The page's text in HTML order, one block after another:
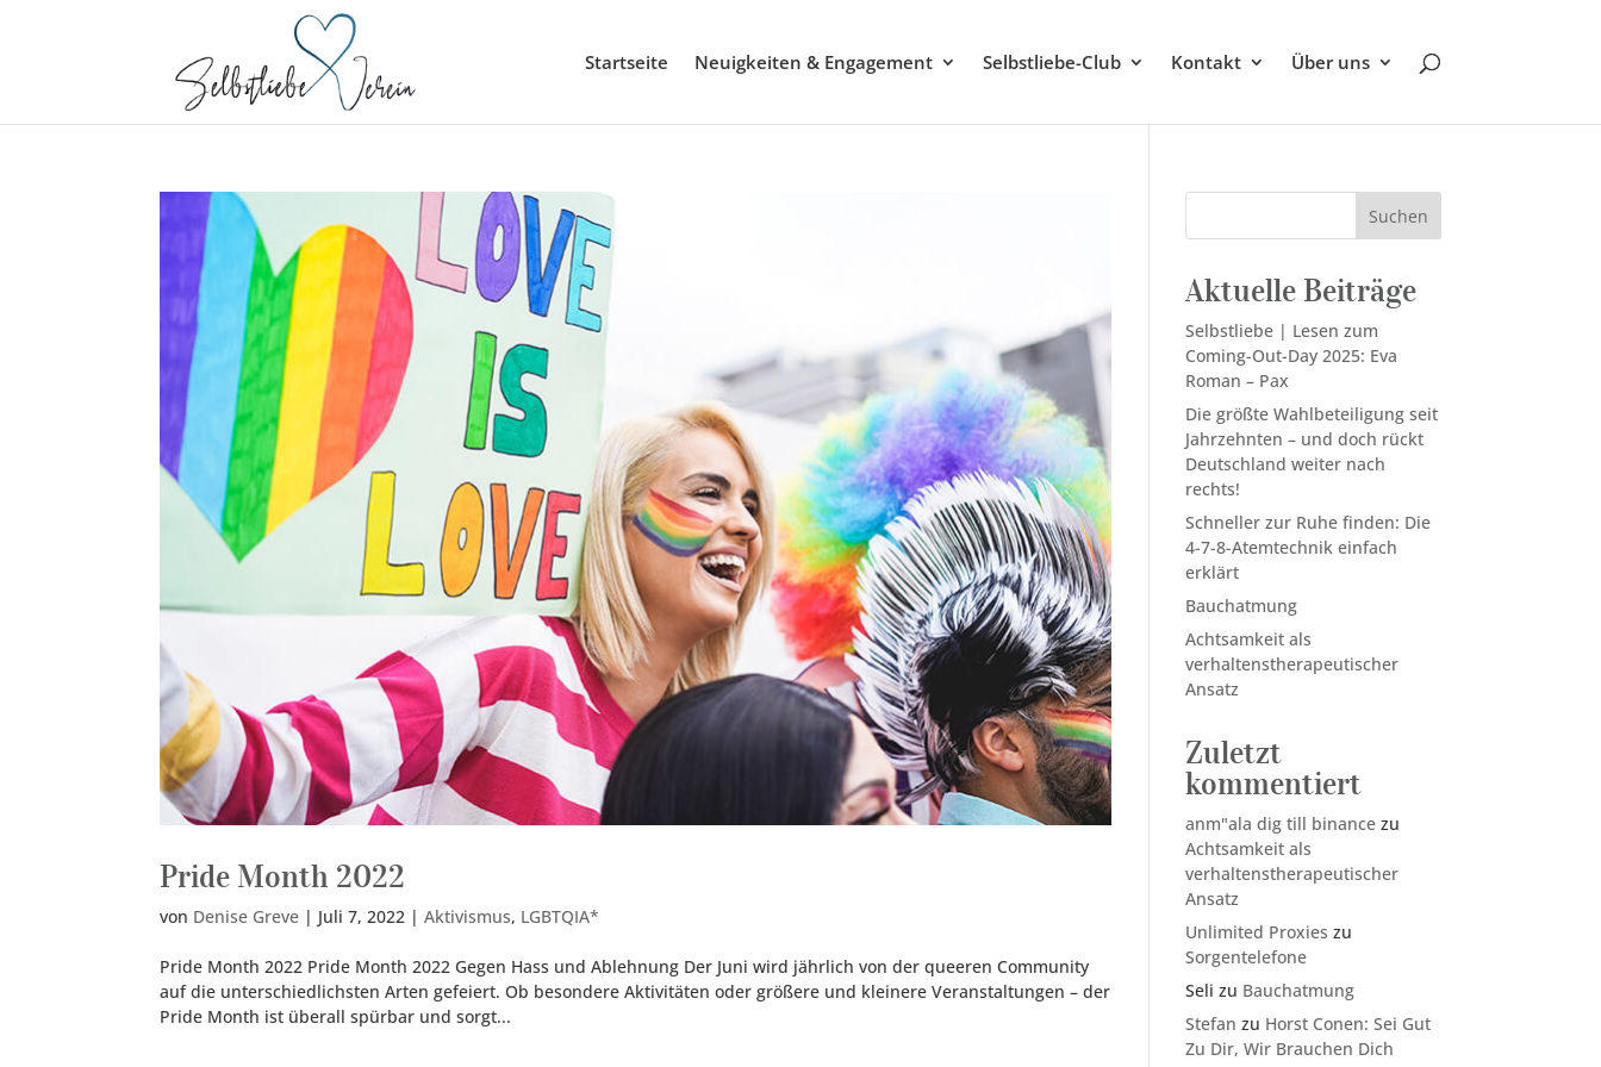
Startseite Neuigkeiten & Engagement Selbstliebe-Club Kontakt Über uns
Pride Month 2022
von Denise Greve | Juli 7, 2022 |Aktivismus, LGBTQIA*
Pride Month 2022 Pride Month 2022 Gegen Hass und Ablehnung Der Juni wird jährlich von der queeren Community
auf die unterschiedlichsten Arten gefeiert. Ob besondere Aktivitäten oder größere und kleinere Veranstaltungen – der
Pride Month ist überall spürbar und sorgt...
Suchen
Aktuelle Beiträge
Selbstliebe | Lesen zum
Coming-Out-Day 2025: Eva
Roman – Pax
Die größte Wahlbeteiligung seit
Jahrzehnten – und doch rückt
Deutschland weiter nach
rechts!
Schneller zur Ruhe finden: Die
4-7-8-Atemtechnik einfach
erklärt
Bauchatmung
Achtsamkeit als
verhaltenstherapeutischer
Ansatz
Zuletzt
kommentiert
anm"ala dig till binancezu
Achtsamkeit als
verhaltenstherapeutischer
Ansatz
Unlimited Proxies zu
Sorgentelefone
Seli zu Bauchatmung
Stefan zu Horst Conen: Sei Gut
Zu Dir, Wir Brauchen Dich